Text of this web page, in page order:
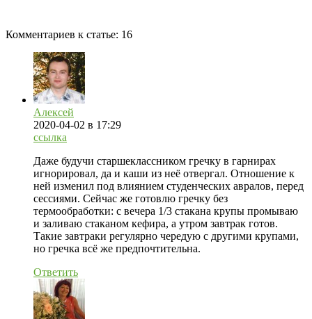
Комментариев к статье: 16
Алексей
2020-04-02 в 17:29
ссылка
Даже будучи старшеклассником гречку в гарнирах
игнорировал, да и каши из неё отвергал. Отношение к
ней изменил под влиянием студенческих авралов, перед
сессиями. Сейчас же готовлю гречку без
термообработки: с вечера 1/3 стакана крупы промываю
и заливаю стаканом кефира, а утром завтрак готов.
Такие завтраки регулярно чередую с другими крупами,
но гречка всё же предпочтительна.
Ответить